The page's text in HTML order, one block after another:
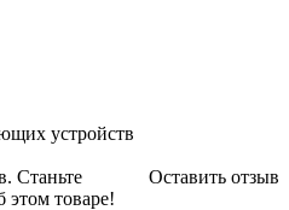
устройств
Оставить отзыв
Станьте
этом товаре!